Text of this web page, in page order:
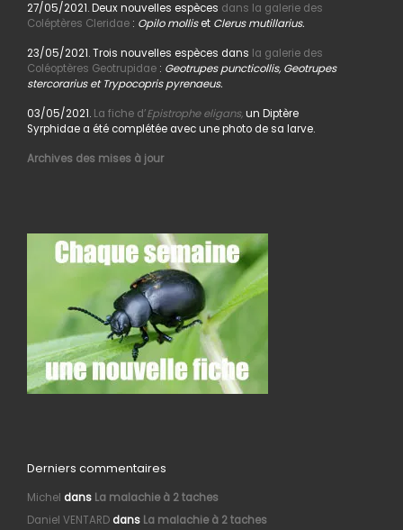
27/05/2021. Deux nouvelles espèces dans la galerie des
Coléptères Cleridae: Opilo molliset Clerus mutillarius.
23/05/2021. Trois nouvelles espèces dans la galerie des
Coléoptères Geotrupidae: Geotrupes puncticollis, Geotrupes
stercorarius et Trypocopris pyrenaeus.
03/05/2021. La fiche d’Epistrophe eligans,un Diptère
Syrphidae a été complétée avec une photo de sa larve.
Archives des mises à jour
Derniers commentaires
Michel dans La malachie à 2 taches
Daniel VENTARDdans La malachie à 2 taches